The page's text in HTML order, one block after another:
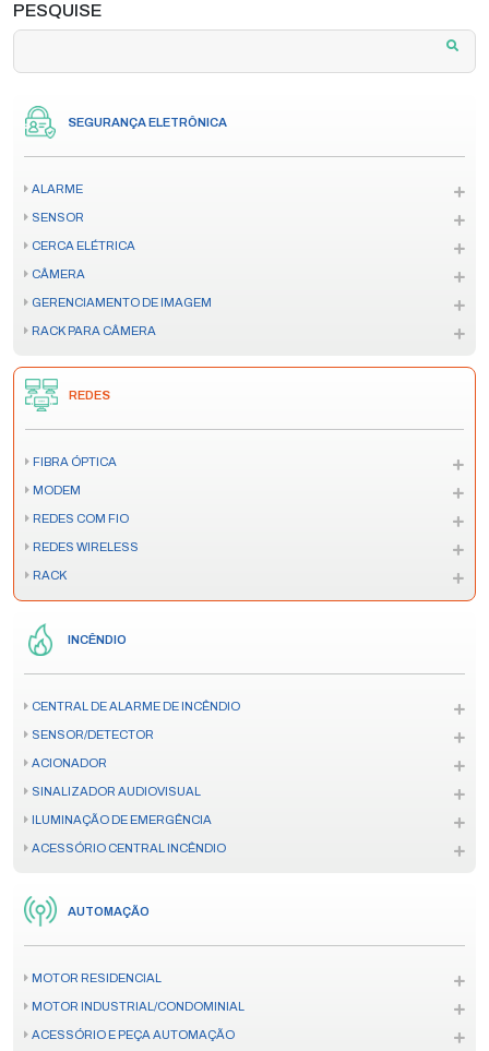
PESQUISE
SEGURANÇA ELETRÔNICA
ALARME
SENSOR
CERCA ELÉTRICA
CÂMERA
GERENCIAMENTO DE IMAGEM
RACK PARA CÂMERA
REDES
FIBRA ÓPTICA
MODEM
REDES COM FIO
REDES WIRELESS
RACK
INCÊNDIO
CENTRAL DE ALARME DE INCÊNDIO
SENSOR/DETECTOR
ACIONADOR
SINALIZADOR AUDIOVISUAL
ILUMINAÇÃO DE EMERGÊNCIA
ACESSÓRIO CENTRAL INCÊNDIO
AUTOMAÇÃO
MOTOR RESIDENCIAL
MOTOR INDUSTRIAL/CONDOMINIAL
ACESSÓRIO E PEÇA AUTOMAÇÃO